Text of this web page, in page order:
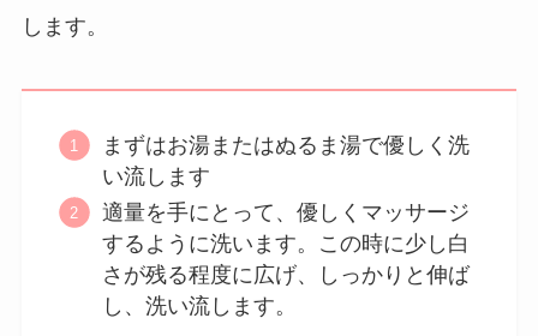
します。
まずはお湯またはぬるま湯で優しく洗
い流します
適量を手にとって、優しくマッサージ
するように洗います。この時に少し白
さが残る程度に広げ、しっかりと伸ば
し、洗い流します。